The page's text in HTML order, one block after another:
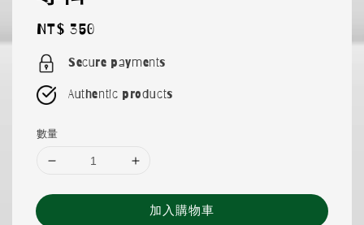
Regular
price
NT$ 350
Secure payments
Authentic products
數量
加入購物車